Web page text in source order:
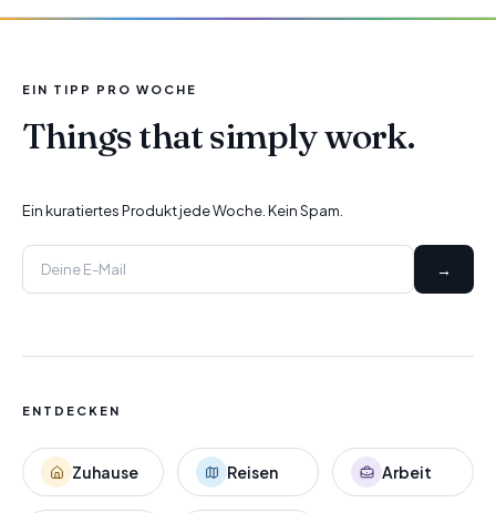
EIN TIPP PRO WOCHE
Things that simply work.
Ein kuratiertes Produkt jede Woche. Kein Spam.
→
ENTDECKEN
Zuhause Reisen Arbeit